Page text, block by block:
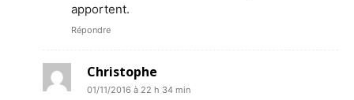
apportent.
Répondre
Christophe
01/11/2016 à 22 h 34 min